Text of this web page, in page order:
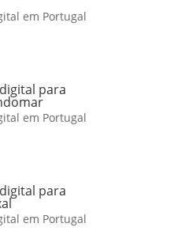
em Portugal
para
em Portugal
para
em Portugal